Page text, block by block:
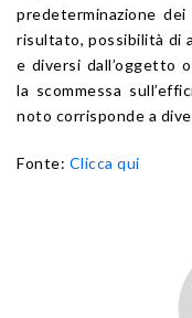
predeterminazione
risultato, possibilità di
e diversi dall’oggetto
la scommessa
noto corrisponde a
Fonte: Clicca qui